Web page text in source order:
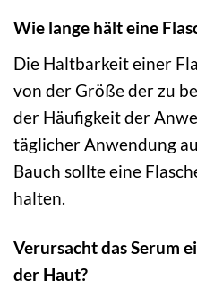
Wie lange hält eine
Die Haltbarkeit einer
von der Größe der zu
der Häufigkeit der
täglicher Anwendung
Bauch sollte eine
halten.
Verursacht das Serum
der Haut?